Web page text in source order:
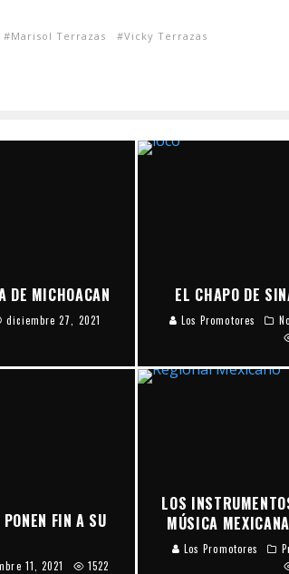
Marisol Terrazas Vicky Terrazas
DE MICHOACAN
diciembre 27, 2021
EL CHAPO DE
Los Promotores
PONEN FIN A SU
11, 2021 1522
LOS
MÚSICA
Los Promotores